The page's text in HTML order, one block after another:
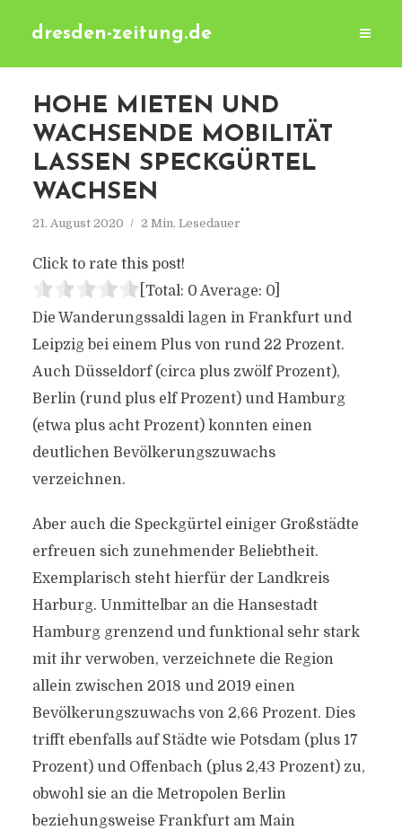
dresden-zeitung.de
HOHE MIETEN UND
WACHSENDE MOBILITÄT
LASSEN SPECKGÜRTEL
WACHSEN
21. August 2020 2 Min. Lesedauer
Click to rate this post!
[Total: 0 Average: 0]
Die Wanderungssaldi lagen in Frankfurt und
Leipzig bei einem Plus von rund 22 Prozent.
Auch Düsseldorf (circa plus zwölf Prozent),
Berlin (rund plus elf Prozent) und Hamburg
(etwa plus acht Prozent) konnten einen
deutlichen Bevölkerungszuwachs
verzeichnen.
Aber auch die Speckgürtel einiger Großstädte
erfreuen sich zunehmender Beliebtheit.
Exemplarisch steht hierfür der Landkreis
Harburg. Unmittelbar an die Hansestadt
Hamburg grenzend und funktional sehr stark
mit ihr verwoben, verzeichnete die Region
allein zwischen 2018 und 2019 einen
Bevölkerungszuwachs von 2,66 Prozent. Dies
trifft ebenfalls auf Städte wie Potsdam (plus 17
Prozent) und Offenbach (plus 2,43 Prozent) zu,
obwohl sie an die Metropolen Berlin
beziehungsweise Frankfurt am Main